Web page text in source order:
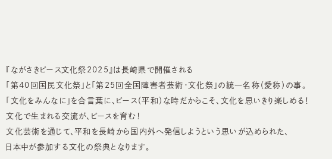
『ながさきピース文化祭2025』は長崎県で開催される
「第40回国民文化祭」と「第25回全国障害者芸術・文化祭」の統一名称（愛称）の事。
「文化をみんなに」を合言葉に、ピース（平和）な時だからこそ、文化を思いきり楽しめる！
文化で生まれる交流が、ピースを育む！
文化芸術を通じて、平和を長崎から国内外へ発信しようという思いが込められた、
日本中が参加する文化の祭典となります。